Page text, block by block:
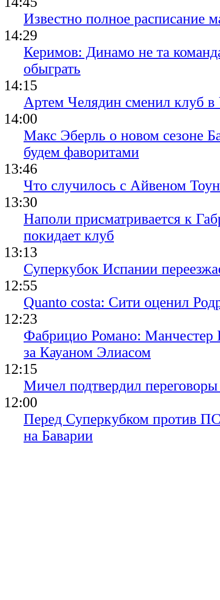
Известно полное расписание
14:29
Керимов: Динамо не та
обыграть
14:15
Артем Челядин сменил клуб
14:00
Макс Эберль о новом сезоне
будем фаворитами
13:46
Что случилось с Айвеном
13:30
Наполи присматривается к
покидает клуб
13:13
Суперкубок Испании
12:55
Quanto costa: Сити оценил
12:23
Фабрицио Романо: Манчестер
за Кауаном Элиасом
12:15
Мичел подтвердил
12:00
Перед Суперкубком против
на Баварии